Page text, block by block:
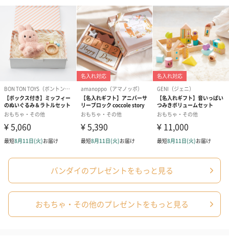
商品詳細情報
パッケージサ
280mm(幅)380mm(高さ)100mm(奥行)
対象年齢
3歳以上
電池
単4×2(別売)、 LR44×3(付属)
商品オプション情報
お届けボックスオプション
配送用のダンボールを装飾いたします。お相手のご住所に直接お
送りする際に人気のオプションです。お相手に直接手渡しする場
バンダイのプレゼントをもっと見る
おもちゃ・その他のプレゼントをもっと見る